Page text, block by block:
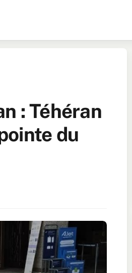
: Téhéran
du